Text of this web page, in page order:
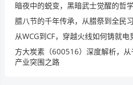
暗夜中的蜕变，黑暗武士觉醒的哲
腊八节的千年传承，从腊祭到全民
从WCG到CF，穿越火线如何铸就
方大炭素（600516）深度解析，
产业突围之路